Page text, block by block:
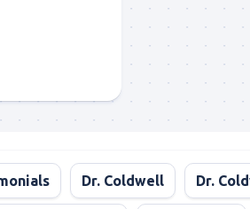
Dr. Coldwell Dr.